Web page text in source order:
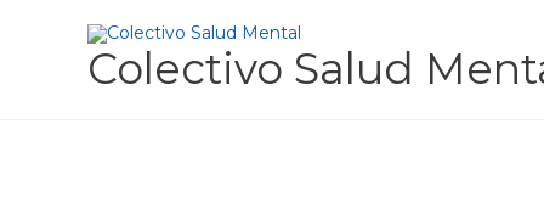
Colectivo Salud